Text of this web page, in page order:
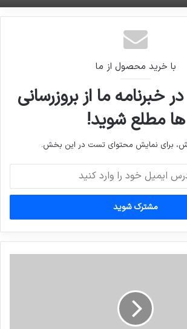
با خرید محصول از ما
خبرنامه ما از بروزرسانی
ها مطلع شوید!
برای نمایش محتوای تست در این بخش.